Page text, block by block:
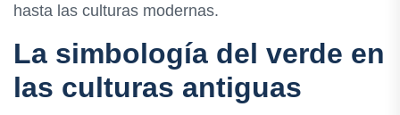
hasta las culturas modernas.
La simbología del verde en
las culturas antiguas